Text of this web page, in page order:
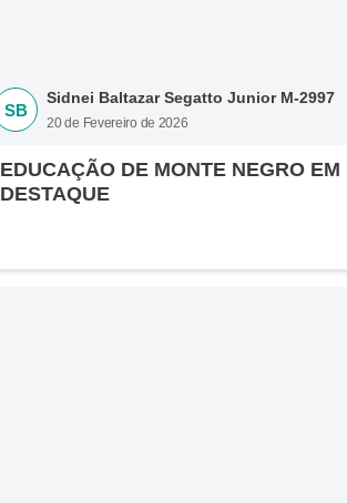
SB
Sidnei Baltazar Segatto Junior M-2997
20 de Fevereiro de 2026
EDUCAÇÃO DE MONTE NEGRO EM
DESTAQUE